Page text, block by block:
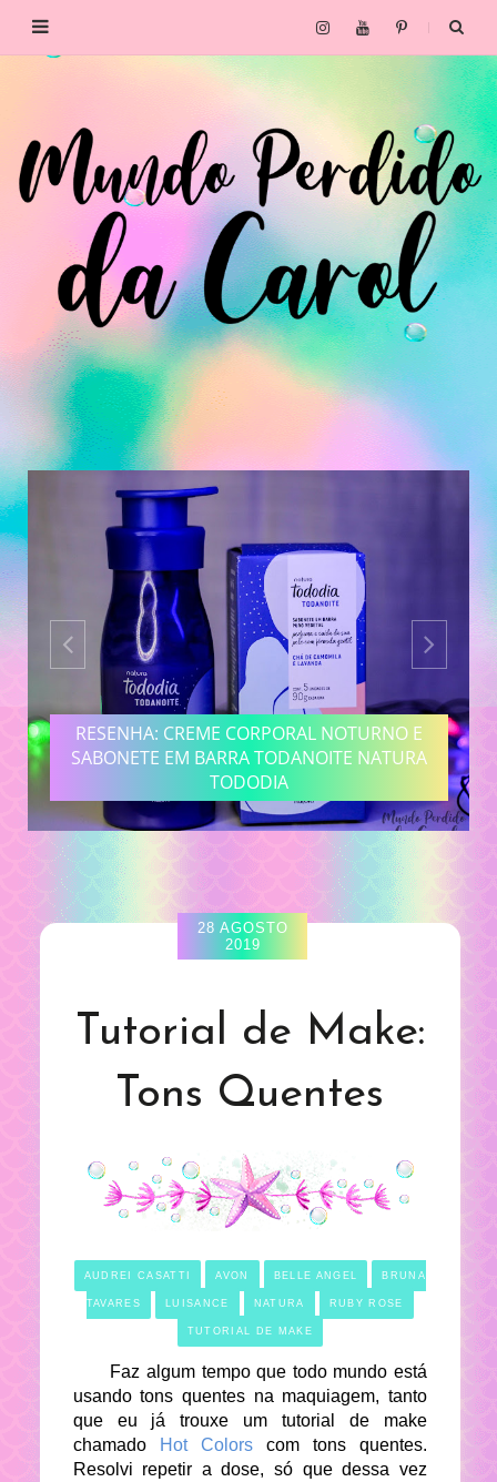
RESENHA: CREME CORPORAL NOTURNO E
SABONETE EM BARRA TODANOITE NATURA
TODODIA
28 AGOSTO
2019
Tutorial de Make:
Tons Quentes
AUDREI CASATTI AVON BELLE ANGEL BRUNA
TAVARES LUISANCE NATURA RUBY ROSE
TUTORIAL DE MAKE
Faz algum tempo que todo mundo está
usando tons quentes na maquiagem, tanto
que eu já trouxe um tutorial de make
chamado
Hot Colorscom tons quentes.
Resolvi repetir a dose, só que dessa vez